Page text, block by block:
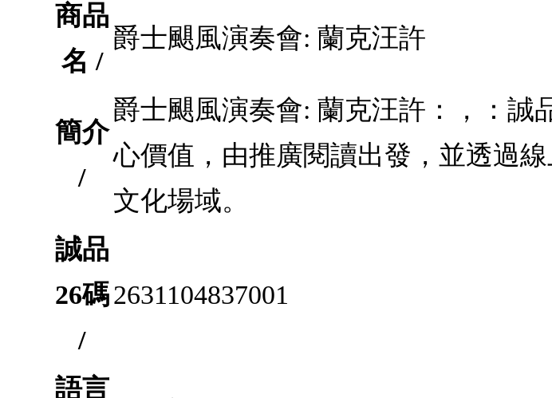
商品
名 /
爵士颶風演奏會: 蘭克汪許
簡介
/
爵士颶風演奏會: 蘭克汪許：，：誠
心價值，由推廣閱讀出發，並透過
文化場域。
誠品
26碼
/
2631104837001
語言